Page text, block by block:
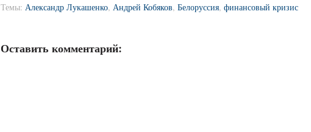
Темы: Александр Лукашенко, Андрей Кобяков, Белоруссия, финансовый кризис
Оставить комментарий: